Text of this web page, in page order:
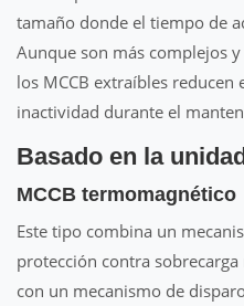
tamaño donde el tiempo de
Aunque son más complejos
los MCCB extraíbles
inactividad durante el
Basado en la
MCCB termomagnético
Este tipo combina un
protección contra
con un mecanismo de